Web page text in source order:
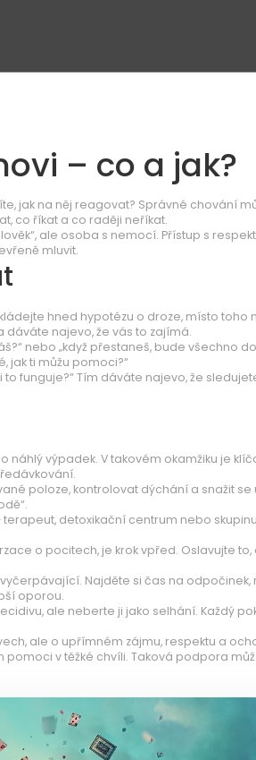
– co a jak?
jak na něj reagovat? Správné chování
co říkat a co raději neříkat.
ale osoba s nemocí. Přístup s
mluvit.
hned hypotézu o droze, místo toho
najevo, že vás to zajímá.
nebo „když přestaneš, bude všechno
jak ti můžu pomoci?“
to funguje?“ Tím dáváte najevo, že
výpadek. V takovém okamžiku je
poloze, kontrolovat dýchání a snažit se
detoxikační centrum nebo
o pocitech, je krok vpřed. Oslavujte
Najděte si čas na
oporou.
ale neberte ji jako selhání. Každý
ale o upřímném zájmu, respektu a
v těžké chvíli. Taková podpora